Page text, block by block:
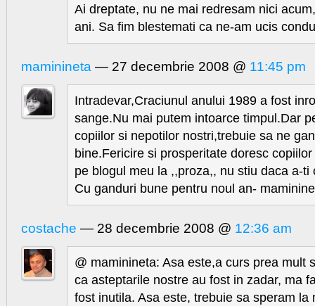
Ai dreptate, nu ne mai redresam nici
ani. Sa fim blestemati ca ne-am ucis
maminineta — 27 decembrie 2008 @ 11:45 pm
Intradevar,Craciunul anului 1989 a fost
sange.Nu mai putem intoarce timpul.Dar
copiilor si nepotilor nostri,trebuie sa ne
bine.Fericire si prosperitate doresc
pe blogul meu la ,,proza,, nu stiu daca a-ti
Cu ganduri bune pentru noul an-
costache — 28 decembrie 2008 @ 12:36 am
@ maminineta: Asa este,a curs prea mult
ca asteptarile nostre au fost in zadar, ma
fost inutila. Asa este, trebuie sa speram la